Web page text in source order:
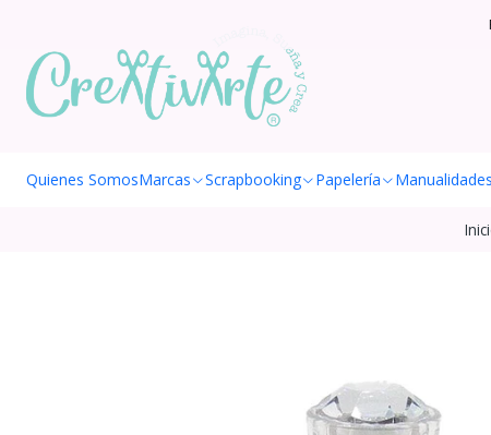
Quienes SomosMarcas Scrapbooking Papelería Manualidades